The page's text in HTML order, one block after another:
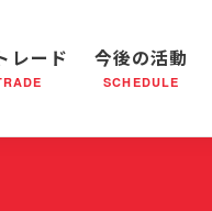
小隊(教会)のはたらき
バザー 災害支援
物のご案内
レード 今後の活動
SCHEDULE